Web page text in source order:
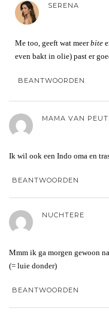
SERENA
Me too, geeft wat meerbite
even bakt in olie) past er
BEANTWOORDEN
MAMA VAN
Ik wil ook een Indo oma en
BEANTWOORDEN
NUCHTERE
Mmm ik ga morgen gewoon
(= luie donder)
BEANTWOORDEN